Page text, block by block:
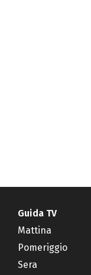
Guida TV
Mattina
Pomeriggio
Sera